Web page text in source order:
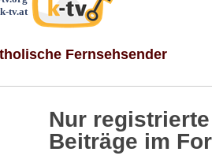
tv.at
Fernsehsender
Nur
Beiträge im